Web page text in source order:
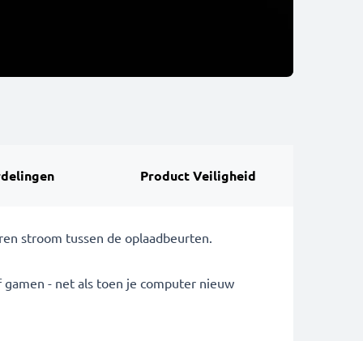
Product Veiligheid
stroom tussen de oplaadbeurten.
- net als toen je computer nieuw